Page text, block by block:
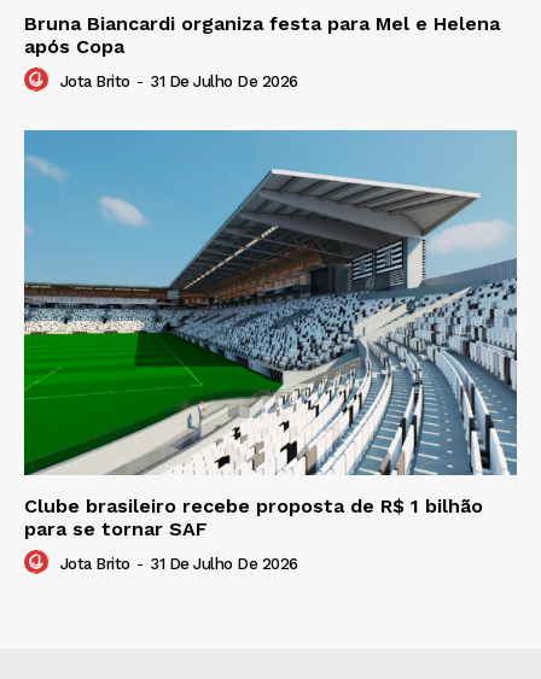
Bruna Biancardi organiza festa para Mel e Helena
após Copa
Jota Brito - 31 De Julho De 2026
Clube brasileiro recebe proposta de R$ 1 bilhão
para se tornar SAF
Jota Brito - 31 De Julho De 2026